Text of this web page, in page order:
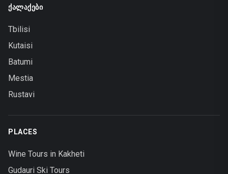
ᲥᲐᲚᲐᲥᲔᲑᲘ
Tbilisi
Kutaisi
Batumi
Mestia
Rustavi
PLACES
Wine Tours in Kakheti
Gudauri Ski Tours